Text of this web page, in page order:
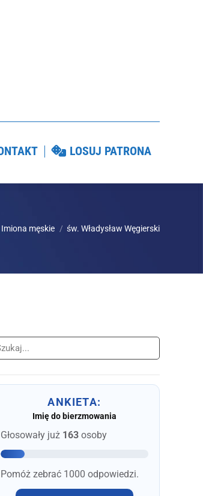
LOSUJ PATRONA
Imiona męskie św. Władysław Węgierski
ANKIETA:
Imię do bierzmowania
Głosowały już 163 osoby
Pomóż zebrać 1000 odpowiedzi.